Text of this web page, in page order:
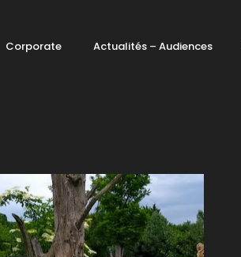
Corporate Actualités – Audiences